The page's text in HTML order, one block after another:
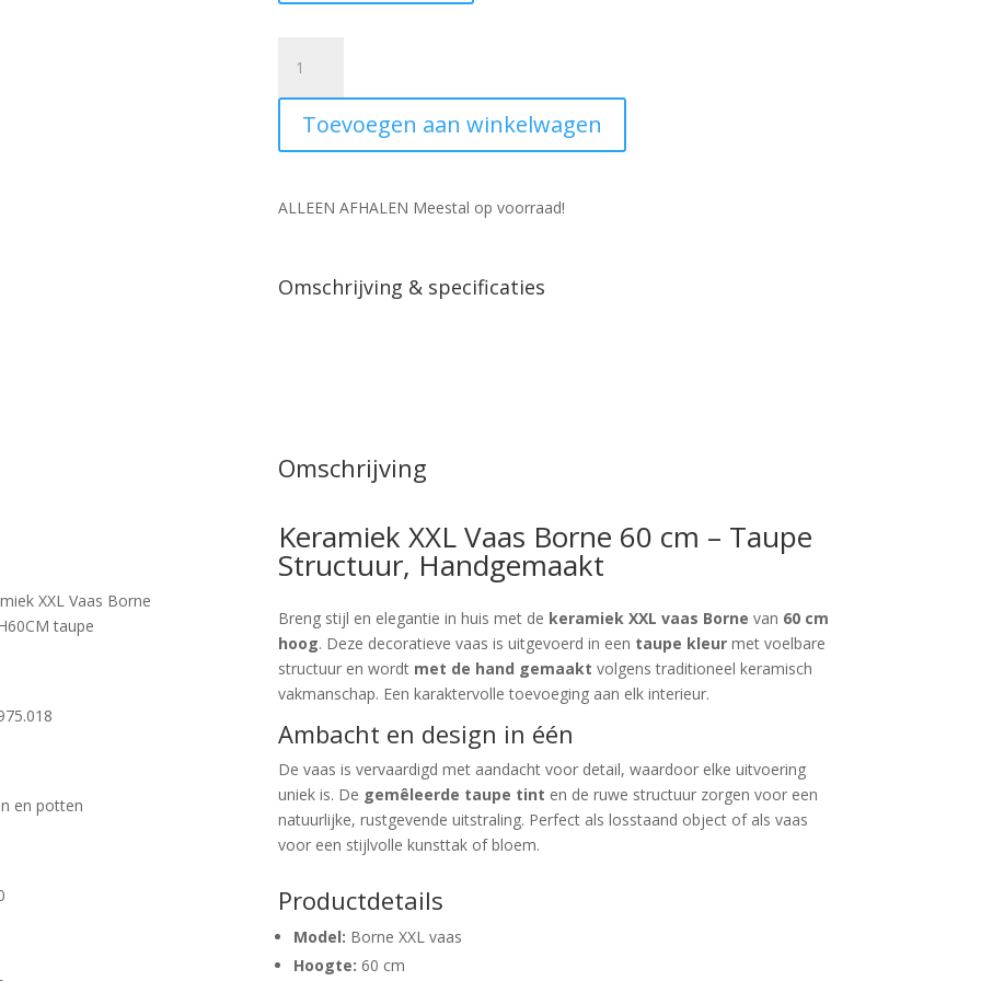
XXL
Vaas
Borne
D28H60CM
aantal
Toevoegen aan winkelwagen
ALLEEN AFHALEN Meestal op voorraad!
Omschrijving & specificaties
XXL Vaas Borne
taupe
en potten
Omschrijving
Keramiek XXL Vaas Borne 60 cm – Taupe
Structuur, Handgemaakt
Breng stijl en elegantie in huis met de keramiek XXL vaas Borne van 60 cm
hoog. Deze decoratieve vaas is uitgevoerd in een taupe kleurmet voelbare
structuur en wordt met de hand gemaakt volgens traditioneel keramisch
vakmanschap. Een karaktervolle toevoeging aan elk interieur.
Ambacht en design in één
De vaas is vervaardigd met aandacht voor detail, waardoor elke uitvoering
uniek is. De gemêleerde taupe tint en de ruwe structuur zorgen voor een
natuurlijke, rustgevende uitstraling. Perfect als losstaand object of als vaas
voor een stijlvolle kunsttak of bloem.
Productdetails
Model: Borne XXL vaas
Hoogte: 60 cm